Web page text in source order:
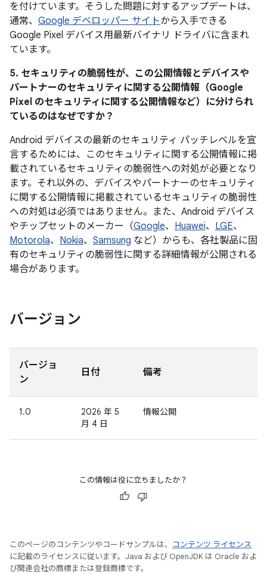
を付けています。そうした問題に対するアップデートは、
通常、 Google デベロッパー サイトから入手できる
Google Pixel デバイス用最新バイナリ ドライバに含まれ
ています。
5. セキュリティの脆弱性が、この公開情報とデバイスや
パートナーのセキュリティに関する公開情報（Google
Pixel のセキュリティに関する公開情報など）に分けられ
ているのはなぜですか？
Android デバイスの最新のセキュリティ パッチレベルを宣
言するためには、このセキュリティに関する公開情報に掲
載されているセキュリティの脆弱性への対処が必要となり
ます。それ以外の、デバイスやパートナーのセキュリティ
に関する公開情報に掲載されているセキュリティの脆弱性
への対処は必須ではありません。また、Android デバイス
やチップセットのメーカー（Google、 Huawei、 LGE、
Motorola、 Nokia、 Samsung など）からも、各社製品に固
有のセキュリティの脆弱性に関する詳細情報が公開される
場合があります。
バージョン
バージョ
ン
日付 備考
1.0
2026 年 5
月 4 日
情報公開
この情報は役に立ちましたか？
このページのコンテンツやコードサンプルは、
コンテンツ ライセンス
に記載のライセンスに従います。Java および OpenJDK は Oracle およ
び関連会社の商標または登録商標です。